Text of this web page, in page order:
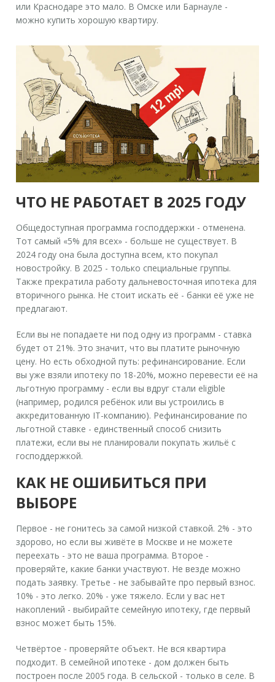
или Краснодаре это мало. В Омске или Барнауле -
можно купить хорошую квартиру.
ЧТО НЕ РАБОТАЕТ В 2025 ГОДУ
Общедоступная программа господдержки - отменена.
Тот самый «5% для всех» - больше не существует. В
2024 году она была доступна всем, кто покупал
новостройку. В 2025 - только специальные группы.
Также прекратила работу дальневосточная ипотека для
вторичного рынка. Не стоит искать её - банки её уже не
предлагают.
Если вы не попадаете ни под одну из программ - ставка
будет от 21%. Это значит, что вы платите рыночную
цену. Но есть обходной путь: рефинансирование. Если
вы уже взяли ипотеку по 18-20%, можно перевести её на
льготную программу - если вы вдруг стали eligible
(например, родился ребёнок или вы устроились в
аккредитованную IT-компанию). Рефинансирование по
льготной ставке - единственный способ снизить
платежи, если вы не планировали покупать жильё с
господдержкой.
КАК НЕ ОШИБИТЬСЯ ПРИ
ВЫБОРЕ
Первое - не гонитесь за самой низкой ставкой. 2% - это
здорово, но если вы живёте в Москве и не можете
переехать - это не ваша программа. Второе -
проверяйте, какие банки участвуют. Не везде можно
подать заявку. Третье - не забывайте про первый взнос.
10% - это легко. 20% - уже тяжело. Если у вас нет
накоплений - выбирайте семейную ипотеку, где первый
взнос может быть 15%.
Четвёртое - проверяйте объект. Не вся квартира
подходит. В семейной ипотеке - дом должен быть
построен после 2005 года. В сельской - только в селе. В